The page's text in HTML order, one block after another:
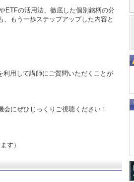
ETFの活用法、徹底した個別銘柄の分
もう一歩ステップアップした内容と
利用して講師にご質問いただくことが
にぜひじっくりご視聴ください！
す）